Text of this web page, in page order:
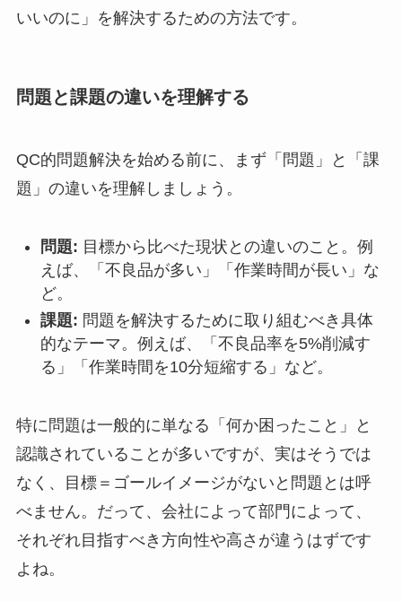
いいのに」を解決するための方法です。
問題と課題の違いを理解する
QC的問題解決を始める前に、まず「問題」と「課
題」の違いを理解しましょう。
問題: 目標から比べた現状との違いのこと。例
えば、「不良品が多い」「作業時間が長い」な
ど。
課題: 問題を解決するために取り組むべき具体
的なテーマ。例えば、「不良品率を5%削減す
る」「作業時間を10分短縮する」など。
特に問題は一般的に単なる「何か困ったこと」と
認識されていることが多いですが、実はそうでは
なく、目標＝ゴールイメージがないと問題とは呼
べません。だって、会社によって部門によって、
それぞれ目指すべき方向性や高さが違うはずです
よね。